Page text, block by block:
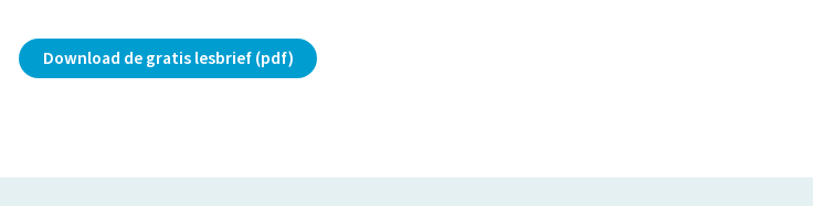
Download de gratis lesbrief (pdf)